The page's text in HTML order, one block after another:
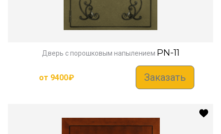
Дверь с порошковым напылением PN-11
от 9400₽ Заказать